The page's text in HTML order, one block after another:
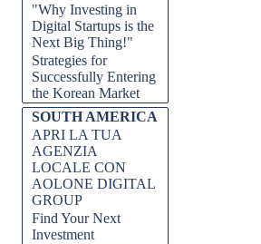
"Why Investing in
Digital Startups is the
Next Big Thing!"
Strategies for
Successfully Entering
the Korean Market
SOUTH AMERICA
APRI LA TUA
AGENZIA
LOCALE CON
AOLONE DIGITAL
GROUP
Find Your Next
Investment